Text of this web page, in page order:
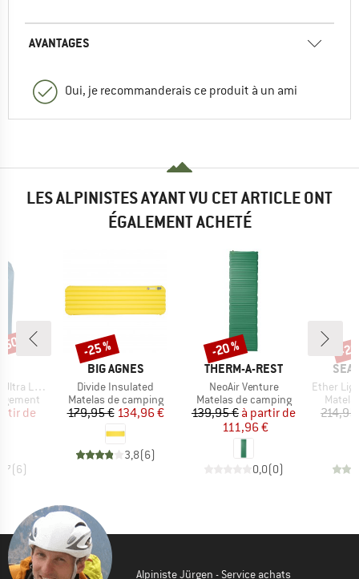
AVANTAGES
Oui, je recommanderais ce produit à un ami
LES ALPINISTES AYANT VU CET ARTICLE ONT
ÉGALEMENT ACHETÉ
Dry Bag
réduit
de
(6)
%
MARQUE
BIG AGNES
Article
Divide Insulated
Product group
Matelas de camping
Prix
179,95 €Prix réduit
134,96 €
3,8(6)
Remise
-25 %
MARQUE
THERM-A-REST
Article
NeoAir Venture
Product group
Matelas de camping
Prix
139,95 € Prix réduit
à partir de
111,96 €
0,0(0)
Remise
-20 %
SEA
Article
Ether Light
-
Alpiniste Jürgen - Service achats